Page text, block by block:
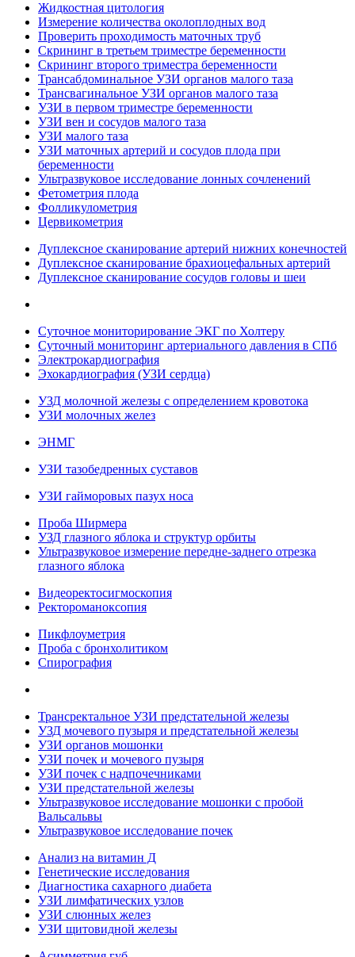
Жидкостная цитология
Измерение количества околоплодных вод
Проверить проходимость маточных труб
Скрининг в третьем триместре беременности
Скрининг второго триместра беременности
Трансабдоминальное УЗИ органов малого таза
Трансвагинальное УЗИ органов малого таза
УЗИ в первом триместре беременности
УЗИ вен и сосудов малого таза
УЗИ малого таза
УЗИ маточных артерий и сосудов плода при
беременности
Ультразвуковое исследование лонных сочленений
Фетометрия плода
Фолликулометрия
Цервикометрия
Дуплексное сканирование артерий нижних конечностей
Дуплексное сканирование брахиоцефальных артерий
Дуплексное сканирование сосудов головы и шеи
Суточное мониторирование ЭКГ по Холтеру
Суточный мониторинг артериального давления в СПб
Электрокардиография
Эхокардиография (УЗИ сердца)
УЗД молочной железы с определением кровотока
УЗИ молочных желез
ЭНМГ
УЗИ тазобедренных суставов
УЗИ гайморовых пазух носа
Проба Ширмера
УЗД глазного яблока и структур орбиты
Ультразвуковое измерение передне-заднего отрезка
глазного яблока
Видеоректосигмоскопия
Ректороманоксопия
Пикфлоуметрия
Проба с бронхолитиком
Спирография
Трансректальное УЗИ предстательной железы
УЗД мочевого пузыря и предстательной железы
УЗИ органов мошонки
УЗИ почек и мочевого пузыря
УЗИ почек с надпочечниками
УЗИ предстательной железы
Ультразвуковое исследование мошонки с пробой
Вальсальвы
Ультразвуковое исследование почек
Анализ на витамин Д
Генетические исследования
Диагностика сахарного диабета
УЗИ лимфатических узлов
УЗИ слюнных желез
УЗИ щитовидной железы